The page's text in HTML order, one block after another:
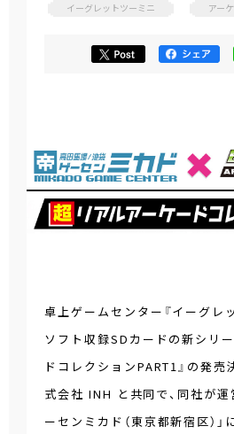
イーグレットツーミニ アー
卓上ゲームセンター『イーグレ
ソフト収録SDカードの新シリ
ドコレクションPART1』の発売
式会社 INH と共同で、同社が運
ーセンミカド（東京都新宿区）」